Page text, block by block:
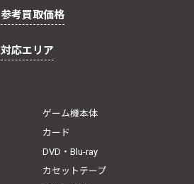
参考買取価格
対応エリア
ゲーム機本体
カード
DVD・Blu-ray
カセットテープ